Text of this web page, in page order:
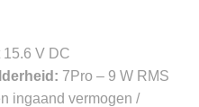
15.6 V DC
7Pro – 9 W RMS
ingaand vermogen /